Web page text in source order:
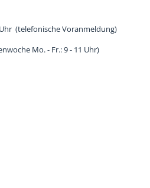
(telefonische Voranmeldung)
Mo. - Fr.: 9 - 11 Uhr)